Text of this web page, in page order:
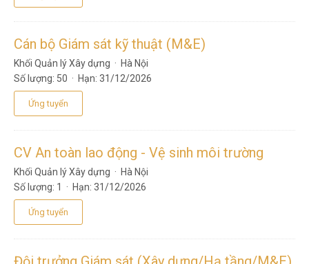
Ninh Thuận
Kon Tum
Gia Lai
Đắk Lắk
Đắk Nông
Lâm Đồng
Bình Phước
Tây Ninh
Bình Dương
Đồng Nai
Bà Rịa - Vũng Tàu
Cán bộ Giám sát kỹ thuật (M&E)
Khối Quản lý Xây dựng · Hà Nội
Số lượng: 50 · Hạn: 31/12/2026
Ứng tuyển
CV An toàn lao động - Vệ sinh môi trường
Khối Quản lý Xây dựng · Hà Nội
Số lượng: 1 · Hạn: 31/12/2026
Ứng tuyển